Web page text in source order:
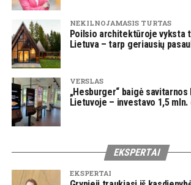
NEKILNOJAMASIS TURTAS
Poilsio architektūroje vyksta
Lietuva – tarp geriausių
VERSLAS
„Hesburger“ baigė
Lietuvoje – investavo 1,5 mln.
EKSPERTAI
EKSPERTAI